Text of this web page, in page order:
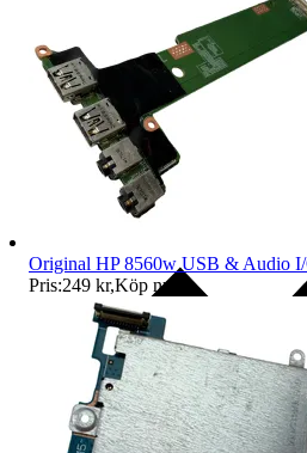
Ersättning om varan inte är som
Original HP 8560w USB & Audio I/
Pris:249 kr,Köp nu